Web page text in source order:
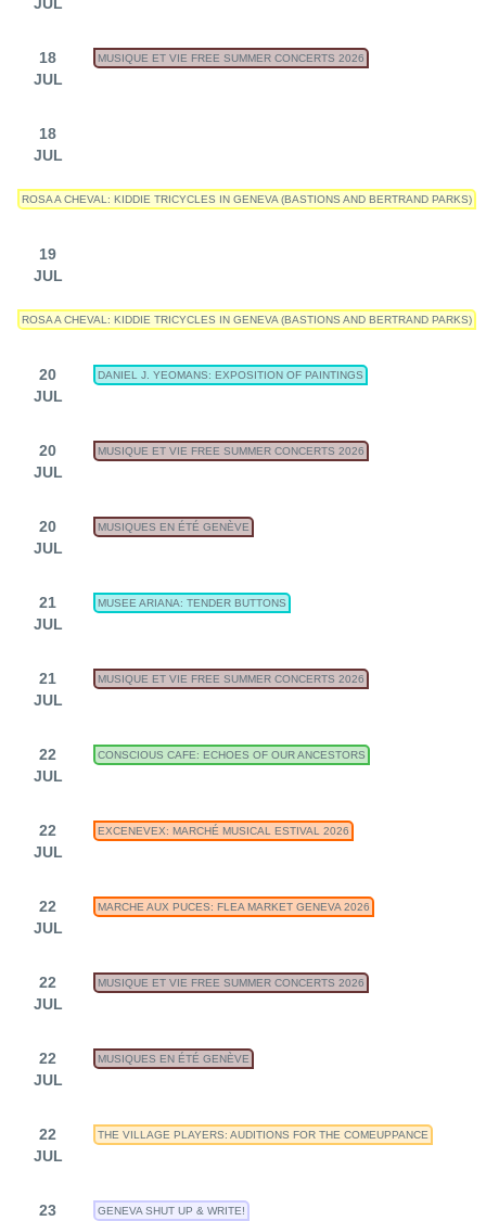
18
JUL
MUSIQUE ET VIE FREE SUMMER CONCERTS 2026
18
JUL
ROSA A CHEVAL: KIDDIE TRICYCLES IN GENEVA (BASTIONS AND BERTRAND PARKS)
19
JUL
ROSA A CHEVAL: KIDDIE TRICYCLES IN GENEVA (BASTIONS AND BERTRAND PARKS)
20
JUL
DANIEL J. YEOMANS: EXPOSITION OF PAINTINGS
20
JUL
MUSIQUE ET VIE FREE SUMMER CONCERTS 2026
20
JUL
MUSIQUES EN ÉTÉ GENÈVE
21
JUL
MUSEE ARIANA: TENDER BUTTONS
21
JUL
MUSIQUE ET VIE FREE SUMMER CONCERTS 2026
22
JUL
CONSCIOUS CAFE: ECHOES OF OUR ANCESTORS
22
JUL
EXCENEVEX: MARCHÉ MUSICAL ESTIVAL 2026
22
JUL
MARCHE AUX PUCES: FLEA MARKET GENEVA 2026
22
JUL
MUSIQUE ET VIE FREE SUMMER CONCERTS 2026
22
JUL
MUSIQUES EN ÉTÉ GENÈVE
22
JUL
THE VILLAGE PLAYERS: AUDITIONS FOR THE COMEUPPANCE
23
GENEVA SHUT UP & WRITE!